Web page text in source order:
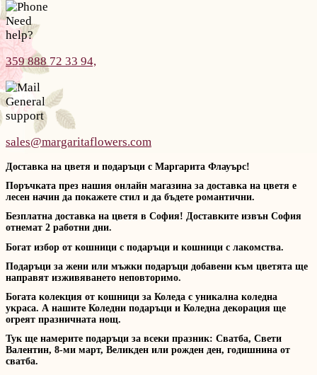
Need
help?
359 888 72 33 94,
General
support
sales@margaritaflowers.com
Доставка на цветя и подаръци с Маргарита Флауърс!
Поръчката през нашия онлайн магазина за доставка на цветя е
лесен начин да покажете стил и да бъдете романтични.
Безплатна доставка на цветя в София! Доставките извън София
отнемат 2 работни дни.
Богат избор от кошници с подаръци и кошници с лакомства.
Подаръци за жени или мъжки подаръци добавени към цветята ще
направят изживяването неповторимо.
Богата колекция от кошници за Коледа с уникална коледна
украса. А нашите Коледни подаръци и Коледна декорация ще
огреят празничната нощ.
Тук ще намерите подаръци за всеки празник: Сватба, Свети
Валентин, 8-ми март, Великден или рожден ден, годишнина от
сватба.